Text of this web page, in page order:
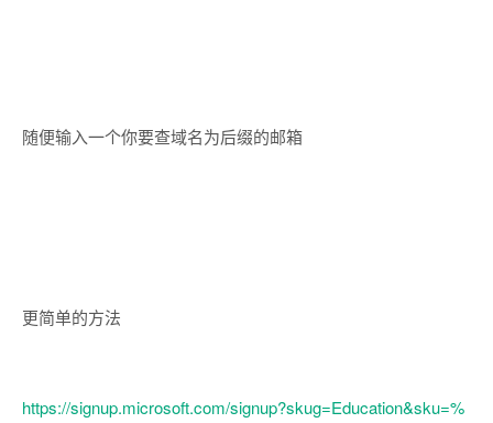
随便输入一个你要查域名为后缀的邮箱
更简单的方法
https://signup.microsoft.com/signup?skug=Education&sku=%